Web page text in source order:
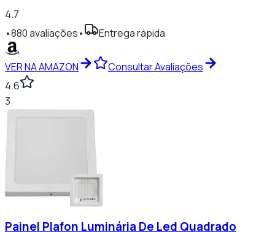
4.7
•880avaliações• Entrega rápida
VER NA AMAZON
Consultar Avaliações
4.6
3
Painel Plafon Luminária De Led Quadrado